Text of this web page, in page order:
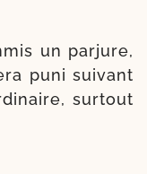
un par­jure,
puni sui­vant
sur­tout